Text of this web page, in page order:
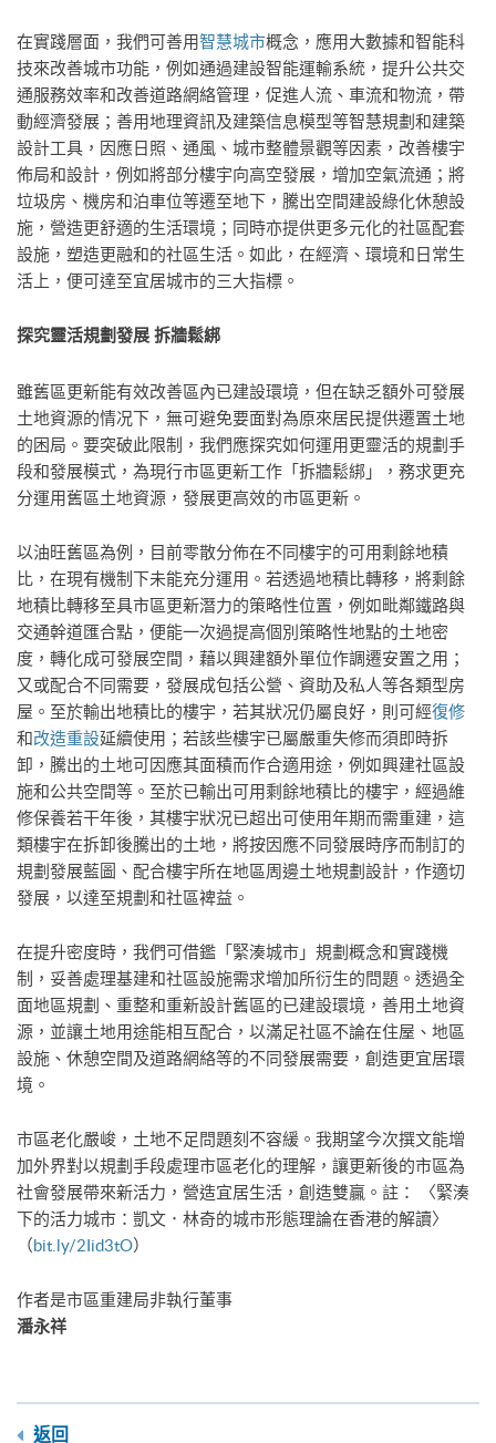
在實踐層面，我們可善用智慧城市概念，應用大數據和智能科
技來改善城市功能，例如通過建設智能運輸系統，提升公共交
通服務效率和改善道路網絡管理，促進人流、車流和物流，帶
動經濟發展；善用地理資訊及建築信息模型等智慧規劃和建築
設計工具，因應日照、通風、城市整體景觀等因素，改善樓宇
佈局和設計，例如將部分樓宇向高空發展，增加空氣流通；將
垃圾房、機房和泊車位等遷至地下，騰出空間建設綠化休憩設
施，營造更舒適的生活環境；同時亦提供更多元化的社區配套
設施，塑造更融和的社區生活。如此，在經濟、環境和日常生
活上，便可達至宜居城市的三大指標。
探究靈活規劃發展 拆牆鬆綁
雖舊區更新能有效改善區內已建設環境，但在缺乏額外可發展
土地資源的情况下，無可避免要面對為原來居民提供遷置土地
的困局。要突破此限制，我們應探究如何運用更靈活的規劃手
段和發展模式，為現行市區更新工作「拆牆鬆綁」，務求更充
分運用舊區土地資源，發展更高效的市區更新。
以油旺舊區為例，目前零散分佈在不同樓宇的可用剩餘地積
比，在現有機制下未能充分運用。若透過地積比轉移，將剩餘
地積比轉移至具市區更新潛力的策略性位置，例如毗鄰鐵路與
交通幹道匯合點，便能一次過提高個別策略性地點的土地密
度，轉化成可發展空間，藉以興建額外單位作調遷安置之用；
又或配合不同需要，發展成包括公營、資助及私人等各類型房
屋。至於輸出地積比的樓宇，若其狀况仍屬良好，則可經復修
和改造重設延續使用；若該些樓宇已屬嚴重失修而須即時拆
卸，騰出的土地可因應其面積而作合適用途，例如興建社區設
施和公共空間等。至於已輸出可用剩餘地積比的樓宇，經過維
修保養若干年後，其樓宇狀况已超出可使用年期而需重建，這
類樓宇在拆卸後騰出的土地，將按因應不同發展時序而制訂的
規劃發展藍圖、配合樓宇所在地區周邊土地規劃設計，作適切
發展，以達至規劃和社區裨益。
在提升密度時，我們可借鑑「緊湊城市」規劃概念和實踐機
制，妥善處理基建和社區設施需求增加所衍生的問題。透過全
面地區規劃、重整和重新設計舊區的已建設環境，善用土地資
源，並讓土地用途能相互配合，以滿足社區不論在住屋、地區
設施、休憩空間及道路網絡等的不同發展需要，創造更宜居環
境。
市區老化嚴峻，土地不足問題刻不容緩。我期望今次撰文能增
加外界對以規劃手段處理市區老化的理解，讓更新後的市區為
社會發展帶來新活力，營造宜居生活，創造雙贏。註： 〈緊湊
下的活力城市：凱文．林奇的城市形態理論在香港的解讀〉
（bit.ly/2Iid3tO）
作者是市區重建局非執行董事
​潘永祥
返回